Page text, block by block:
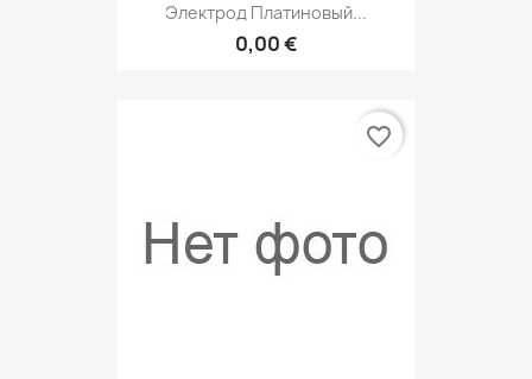
Электрод Платиновый...
0,00 €
favorite_border